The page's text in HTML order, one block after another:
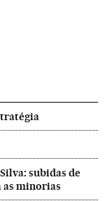
subidas de
as minorias